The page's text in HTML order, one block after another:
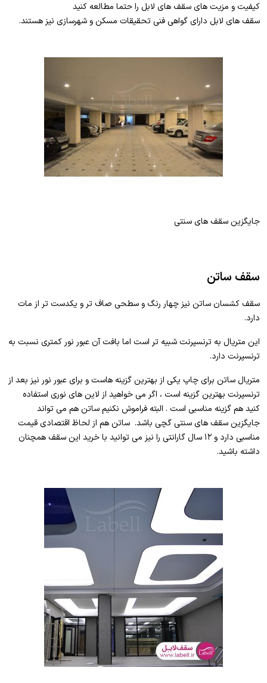
کیفیت و مزیت های سقف های لابل را حتما مطالعه کنید
سقف های لابل دارای گواهی فنی تحقیقات مسکن و شهرسازی نیز هستند.
جایگزین سقف های سنتی
سقف ساتن
سقف کشسان ساتن نیز چهار رنگ و سطحی صاف تر و یکدست تر از مات
دارد.
این متریال به ترنسپرنت شبیه تر است اما بافت آن عبور نور کمتری نسبت به
ترنسپرنت دارد.
متریال ساتن برای چاپ یکی از بهترین گزینه هاست و برای عبور نور نیز بعد از
ترنسپرنت بهترین گزینه است ، اگر می خواهید از لاین های نوری استفاده
کنید هم گزینه مناسبی است . البته فراموش نکنیم ساتن هم می تواند
جایگزین سقف های سنتی گچی باشد. ساتن هم از لحاظ اقتصادی قیمت
مناسبی دارد و ۱۲ سال گارانتی را نیز می توانید با خرید این سقف همچنان
داشته باشید.